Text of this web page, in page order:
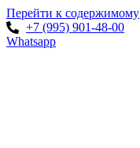
Перейти к содержимому
+7 (995) 901-48-00
Whatsapp